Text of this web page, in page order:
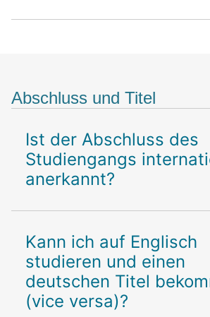
Abschluss und Titel
Ist der Abschluss des
Studiengangs
anerkannt?
Kann ich auf Englisch
studieren und einen
deutschen Titel
(vice versa)?